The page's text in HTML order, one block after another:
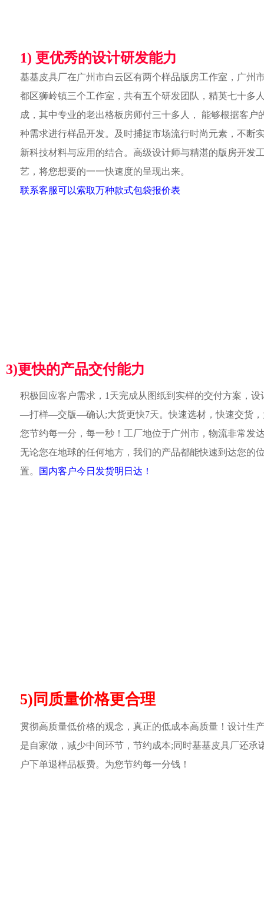
1) 更优秀的设计研发能力
基基皮具厂在广州市白云区有两个样品版房工作室，广州
都区狮岭镇三个工作室，共有五个研发团队，精英七十多
成，其中专业的老出格板房师付三十多人， 能够根据客户
种需求进行样品开发。及时捕捉市场流行时尚元素，不断
新科技材料与应用的结合。高级设计师与精湛的版房开发
艺，将您想要的一一快速度的呈现出来。
联系客服可以索取万种款式包袋报价表
3)更快的产品交付能力
积极回应客户需求，1天完成从图纸到实样的交付方案，设
—打样—交版—确认;大货更快7天。快速选材，快速交货
您节约每一分，每一秒！工厂地位于广州市，物流非常发
无论您在地球的任何地方，我们的产品都能快速到达您的
置。
国内客户今日发货明日达！
5)同质量价格更合理
贯彻高质量低价格的观念，真正的低成本高质量！设计生
是自家做，减少中间环节，节约成本;同时基基皮具厂还承
户下单退样品板费。为您节约每一分钱！